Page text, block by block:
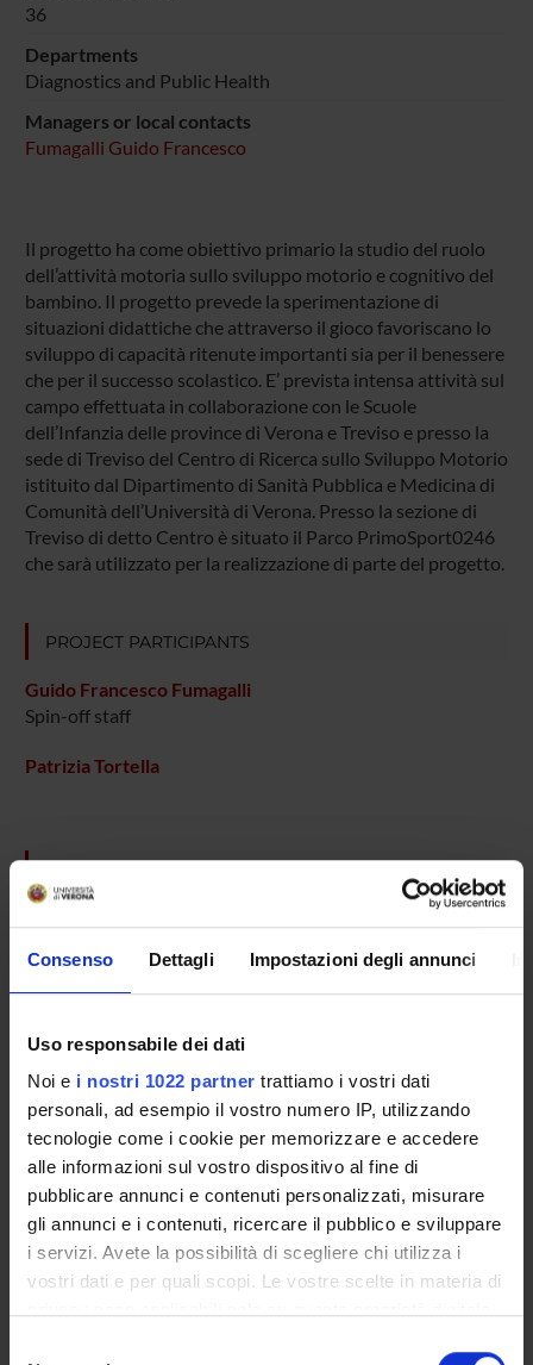
Consenso Dettagli Impostazioni degli annunci
Uso responsabile dei dati
Noi e i nostri 1022 partner trattiamo i vostri dati
personali, ad esempio il vostro numero IP, utilizzando
tecnologie come i cookie per memorizzare e accedere
alle informazioni sul vostro dispositivo al fine di
pubblicare annunci e contenuti personalizzati, misurare
gli annunci e i contenuti, ricercare il pubblico e sviluppare
i servizi. Avete la possibilità di scegliere chi utilizza i
vostri dati e per quali scopi. Le vostre scelte in materia di
36
Departments
Diagnostics and Public Health
Managers or local contacts
Fumagalli Guido Francesco
Il progetto ha come obiettivo primario la studio del ruolo
dell’attività motoria sullo sviluppo motorio e cognitivo del
bambino. Il progetto prevede la sperimentazione di
situazioni didattiche che attraverso il gioco favoriscano lo
sviluppo di capacità ritenute importanti sia per il benessere
che per il successo scolastico. E’ prevista intensa attività sul
campo effettuata in collaborazione con le Scuole
dell’Infanzia delle province di Verona e Treviso e presso la
sede di Treviso del Centro di Ricerca sullo Sviluppo Motorio
istituito dal Dipartimento di Sanità Pubblica e Medicina di
Comunità dell’Università di Verona. Presso la sezione di
Treviso di detto Centro è situato il Parco PrimoSport0246
che sarà utilizzato per la realizzazione di parte del progetto.
PROJECT PARTICIPANTS
Guido Francesco Fumagalli
Spin-off staff
Patrizia Tortella
TRONDHEIM-NORWAY Department of Psychology
Universitat Pompeu Fabra Barcelona Spain
Giorgio Buzzavo
Associazione "Laboratorio 0246"
RESEARCH AREAS INVOLVED IN THE PROJECT
Pharmacology & Pharmacy (DDSP)
Pharmacology & Pharmacy (DNBM)